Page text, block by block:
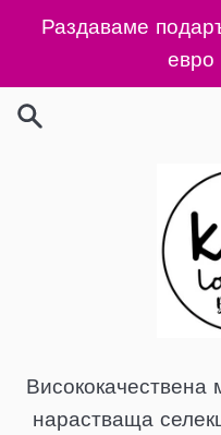
Преминаване
съдържанието
Раздаваме
евро
Висококачествена
нарастваща